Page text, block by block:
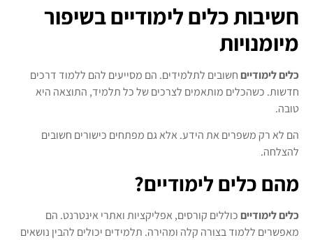
חשיבות כלים לימודיים בשיפור
מיומנויות
כלים לימודייםחשובים לתלמידים. הם מסייעים להם ללמוד דרכים
חדשות. כשהכלים מותאמים לצרכים של כל תלמיד, התוצאה היא
טובה.
הם לא רק משפרים את הידע. אלא גם מפתחים כישורים חשובים
להצלחה.
מהם כלים לימודיים?
כלים לימודייםכוללים קורסים, אפליקציות ואתרי אינטרנט. הם
מאפשרים ללמוד בצורה קלה ומהירה. תלמידים יכולים להבין נושאים